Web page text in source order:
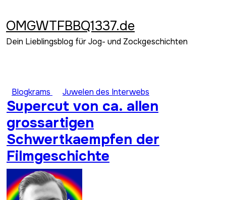
springen
OMGWTFBBQ1337.de
Dein Lieblingsblog für Jog- und Zockgeschichten
Blogkrams Juwelen des Interwebs
Supercut von ca. allen
grossartigen
Schwertkaempfen der
Filmgeschichte